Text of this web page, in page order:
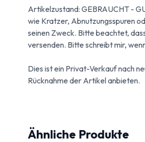
Artikelzustand: GEBRAUCHT -
wie Kratzer, Abnutzungsspuren
seinen Zweck. Bitte beachtet,
versenden. Bitte schreibt mir,
Dies ist ein Privat-Verkauf nach
Rücknahme der Artikel anbieten.
Ähnliche Produkte